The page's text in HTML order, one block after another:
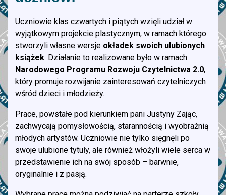
Uczniowie klas czwartych i piątych wzięli udział w
wyjątkowym projekcie plastycznym, w ramach którego
stworzyli własne wersje okładek swoich ulubionych
książek. Działanie to realizowane było w ramach
Narodowego Programu Rozwoju Czytelnictwa 2.0,
który promuje rozwijanie zainteresowań czytelniczych
wśród dzieci i młodzieży.
Prace, powstałe pod kierunkiem pani Justyny Zając,
zachwycają pomysłowością, starannością i wyobraźnią
młodych artystów. Uczniowie nie tylko sięgnęli po
swoje ulubione tytuły, ale również włożyli wiele serca w
przedstawienie ich na swój sposób – barwnie,
oryginalnie i z pasją.